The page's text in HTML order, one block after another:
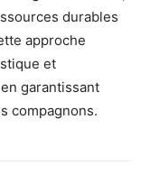
durables
approche
et
garantissant
compagnons.